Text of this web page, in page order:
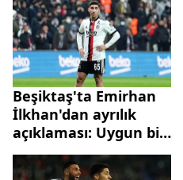
transfer için ateşi
yaktı
Beşiktaş'ta Emirhan
İlkhan'dan ayrılık
açıklaması: Uygun bir
teklif gelmesi halinde
anlayış rica ettim